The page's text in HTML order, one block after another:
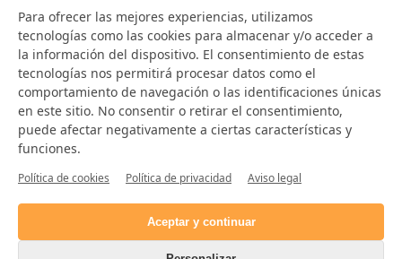
96 164 31 80
622 933 424
669 373 925
SÍGUENOS
Para ofrecer las mejores experiencias, utilizamos
tecnologías como las cookies para almacenar y/o acceder a
la información del dispositivo. El consentimiento de estas
tecnologías nos permitirá procesar datos como el
comportamiento de navegación o las identificaciones únicas
en este sitio. No consentir o retirar el consentimiento,
puede afectar negativamente a ciertas características y
funciones.
Política de cookies Política de privacidad Aviso legal
Aceptar y continuar